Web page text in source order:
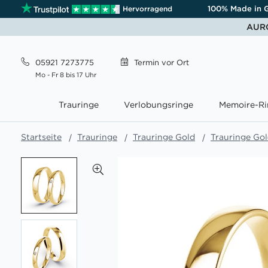
Hervorragend 100% Made in
05921 7273775
Mo - Fr 8 bis 17 Uhr
Termin vor Ort
Trauringe Verlobungsringe Memoire-
Startseite Trauringe Trauringe Gold Trauringe
Ende
der
Bildgalerie
springen